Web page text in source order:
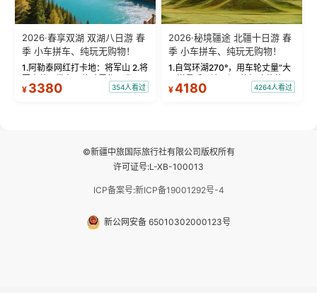
2026·春享双湖 双湖八日游 春
季 小车拼车、纯玩无购物！
1.阿勒泰网红打卡地：将军山 2.将
军山落日缆车，体验雪都风光 3.
将军山，夕阳派对，蹦迪party 4.
¥ 3380 354人看过
2026·秘境疆途 北疆十日游 春
季 小车拼车、纯玩无购物！
1.自驾环湖270°，用车轮丈量“大
西洋最后一滴眼泪”的极致蔚蓝，
让雪山、花海与深邃湖水在转弯
¥4180 4264人看过
©新疆中旅国际旅行社有限公司版权所有
许可证号:L-XB-100013
ICP备案号:新ICP备19001292号-4
新公网安备 65010302000123号